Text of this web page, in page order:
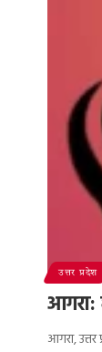
उत्तर प्रदेश
आगरा:
आगरा,